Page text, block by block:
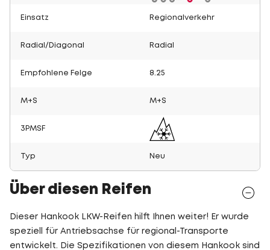
Einsatz Regionalverkehr
Radial/Diagonal Radial
Empfohlene Felge 8.25
M+S M+S
3PMSF
Typ Neu
Über diesen Reifen
Dieser Hankook LKW-Reifen hilft Ihnen weiter! Er wurde
speziell für Antriebsachse für regional-Transporte
entwickelt. Die Spezifikationen von diesem Hankook sind